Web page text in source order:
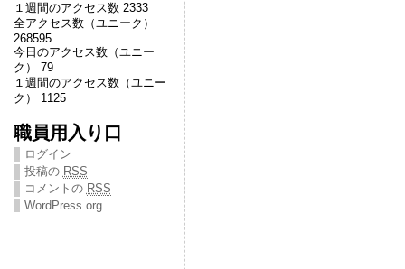
１週間のアクセス数 2333
全アクセス数（ユニーク）
268595
今日のアクセス数（ユニー
ク） 79
１週間のアクセス数（ユニー
ク） 1125
職員用入り口
ログイン
投稿の RSS
コメントの RSS
WordPress.org